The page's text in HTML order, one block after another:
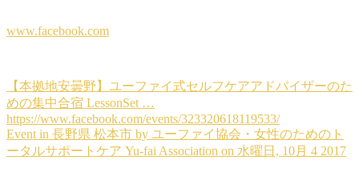
www.facebook.com
【本拠地安曇野】ユーファイ式セルフケアアドバイザーのた
めの集中合宿 LessonSet …
https://www.facebook.com/events/323320618119533/
Event in 長野県 松本市 by ユーファイ協会・女性のためのト
ータルサポートケア Yu-fai Association on 水曜日, 10月 4 2017